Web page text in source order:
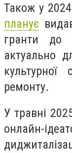
Також у
планує
гранти
актуально
ремонту.
У травні
онлайн-